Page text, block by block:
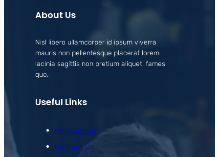
About Us
Nisl libero ullamcorper id ipsum viverra
mauris non pellentesque placerat lorem
lacinia sagittis non pretium aliquet, fames
quo.
Useful Links
Help Center
Contact Us